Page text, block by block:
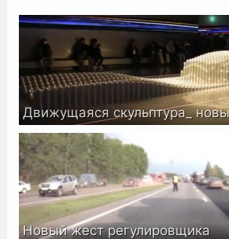
Новый жест регулировщика